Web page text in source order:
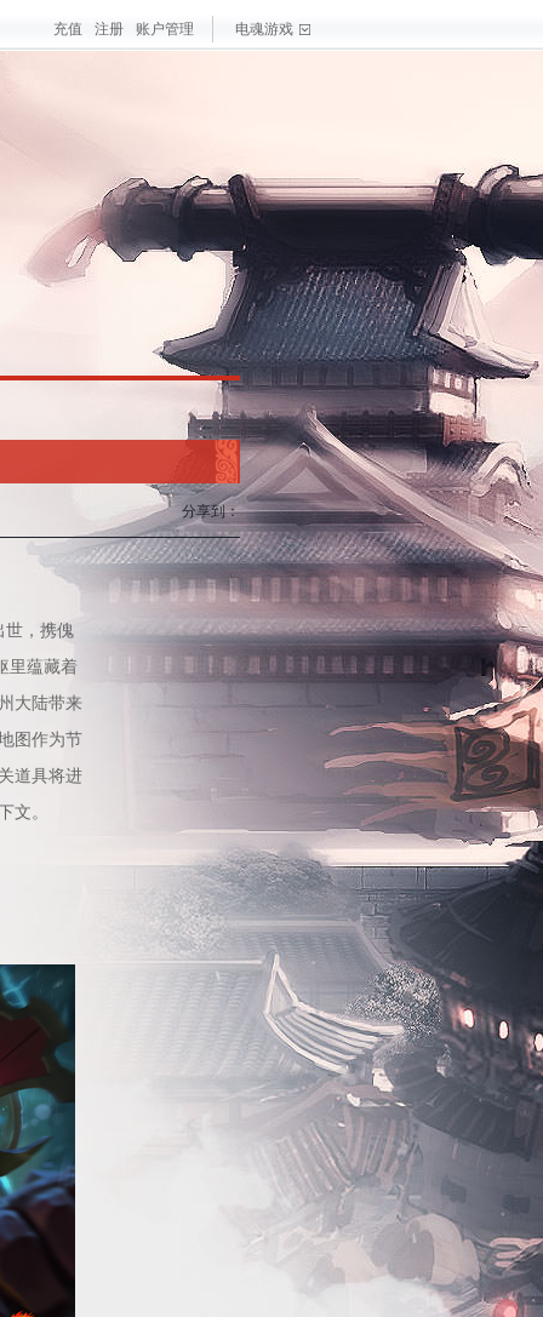
分享到：
，携傀
里蕴藏着
大陆带来
图作为节
道具将进
文。
电魂游戏
热门游戏
最新游戏
充值 注册 账户管理